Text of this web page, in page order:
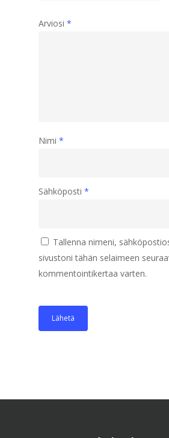
Arviosi *
Nimi *
Sähköposti *
Tallenna nimeni,
sivustoni tähän selaimeen
kommentointikertaa varten.